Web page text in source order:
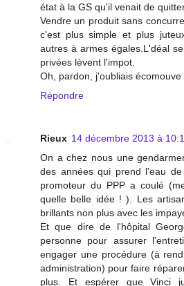
état à la GS qu'il venait de
Vendre un produit sans
c'est plus simple et plus
autres à armes égales.L'déal
privées lèvent l'impot.
Oh, pardon, j'oubliais écomouve
Répondre
Rieux 14 décembre 2013 à
On a chez nous une
des années qui prend l'eau
promoteur du PPP a coulé
quelle belle idée ! ). Les
brillants non plus avec les
Et que dire de l'hôpital
personne pour assurer
engager une procédure (à
administration) pour faire
plus. Et espérer que Vinci